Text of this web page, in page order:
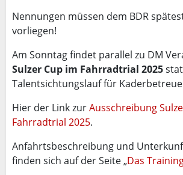
Nennungen müssen dem BDR
vorliegen!
Am Sonntag findet parallel zu DM
Sulzer Cup im Fahrradtrial 2025
Talentsichtungslauf für
Hier der Link zurAusschreibung
Fahrradtrial 2025.
Anfahrtsbeschreibung und
finden sich auf der Seite „Das